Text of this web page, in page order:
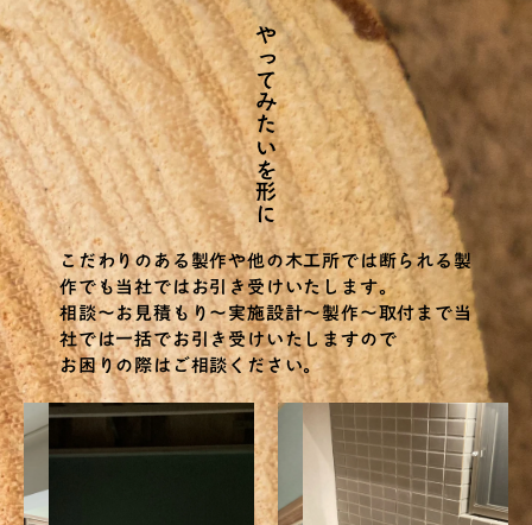
やってみたいを形に
こだわりのある製作や他の木工所では断られる製
作でも当社ではお引き受けいたします。
相談～お見積もり～実施設計～製作～取付まで当
社では一括でお引き受けいたしますので
お困りの際はご相談ください。